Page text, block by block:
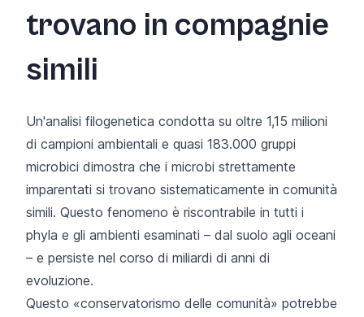
trovano in compagnie
simili
Un'analisi filogenetica condotta su oltre 1,15 milioni
di campioni ambientali e quasi 183.000 gruppi
microbici dimostra che i microbi strettamente
imparentati si trovano sistematicamente in comunità
simili. Questo fenomeno è riscontrabile in tutti i
phyla e gli ambienti esaminati – dal suolo agli oceani
– e persiste nel corso di miliardi di anni di
evoluzione.
Questo «conservatorismo delle comunità» potrebbe